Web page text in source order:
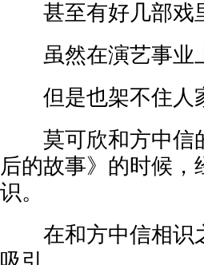
甚至有好几部戏
虽然在演艺事业
但是也架不住人
莫可欣和方中信
后的故事》的时候
识。
在和方中信相识